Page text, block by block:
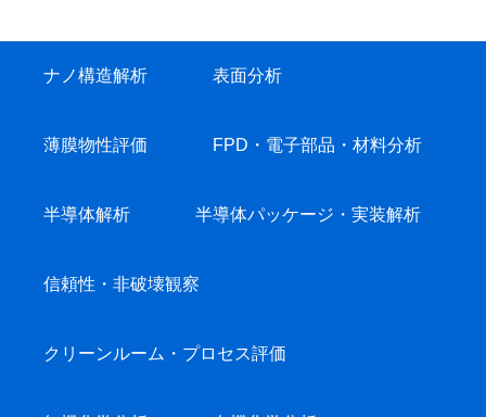
ナノ構造解析 表面分析
薄膜物性評価 FPD・電子部品・材料分析
半導体解析 半導体パッケージ・実装解析
信頼性・非破壊観察
クリーンルーム・プロセス評価